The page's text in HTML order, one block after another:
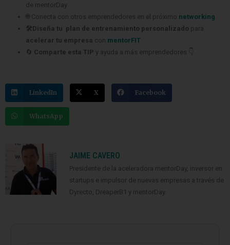
de mentorDay
🌐 Conecta con otros emprendedores en el próximo networking
🛠️Diseña tu plan de entrenamiento personalizado para
acelerar tu empresa con mentorFIT
🔄 Comparte esta TIP y ayuda a más emprendedores 👇
LinkedIn X Facebook
WhatsApp
JAIME CAVERO
Presidente de la aceleradora mentorDay, inversor en
startups e impulsor de nuevas empresas a través de
Dyrecto, DreaperB1 y mentorDay.